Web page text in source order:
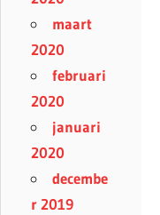
maart
2020
februari
2020
januari
2020
decembe
r 2019